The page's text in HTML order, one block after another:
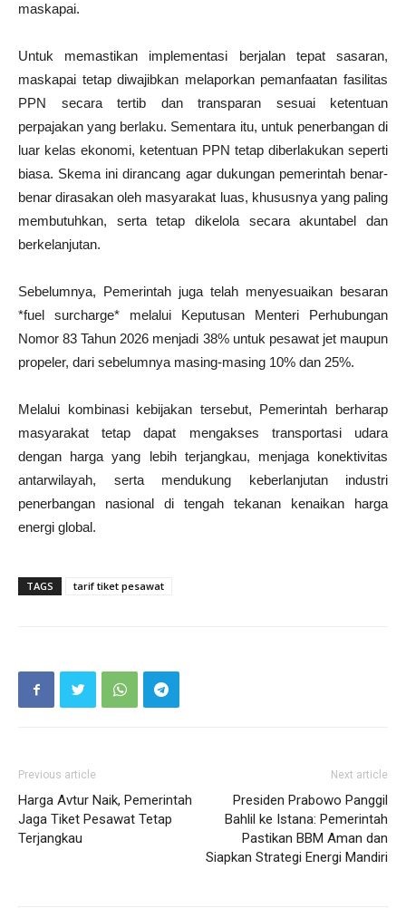
maskapai.
Untuk memastikan implementasi berjalan tepat sasaran,
maskapai tetap diwajibkan melaporkan pemanfaatan fasilitas
PPN secara tertib dan transparan sesuai ketentuan
perpajakan yang berlaku. Sementara itu, untuk penerbangan di
luar kelas ekonomi, ketentuan PPN tetap diberlakukan seperti
biasa. Skema ini dirancang agar dukungan pemerintah benar-
benar dirasakan oleh masyarakat luas, khususnya yang paling
membutuhkan, serta tetap dikelola secara akuntabel dan
berkelanjutan.
Sebelumnya, Pemerintah juga telah menyesuaikan besaran
*fuel surcharge* melalui Keputusan Menteri Perhubungan
Nomor 83 Tahun 2026 menjadi 38% untuk pesawat jet maupun
propeler, dari sebelumnya masing-masing 10% dan 25%.
Melalui kombinasi kebijakan tersebut, Pemerintah berharap
masyarakat tetap dapat mengakses transportasi udara
dengan harga yang lebih terjangkau, menjaga konektivitas
antarwilayah, serta mendukung keberlanjutan industri
penerbangan nasional di tengah tekanan kenaikan harga
energi global.
TAGS tarif tiket pesawat
Previous article
Harga Avtur Naik, Pemerintah
Jaga Tiket Pesawat Tetap
Terjangkau
Next article
Presiden Prabowo Panggil
Bahlil ke Istana: Pemerintah
Pastikan BBM Aman dan
Siapkan Strategi Energi Mandiri